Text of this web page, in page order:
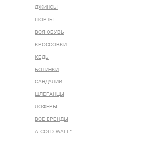
ДЖИНСЫ
ШОРТЫ
ВСЯ ОБУВЬ
КРОССОВКИ
КЕДЫ
БОТИНКИ
САНДАЛИИ
ШЛЕПАНЦЫ
ЛОФЕРЫ
ВСЕ БРЕНДЫ
A-COLD-WALL*